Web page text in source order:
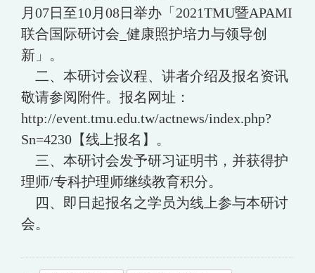
月07日至10月08日举办「2021TMU暨APAMI
联合国际研讨会_健康照护培力与领导创
新」。
二、本研讨会议程、讲者介绍及报名资讯
敬请参阅附件。报名网址：
http://event.tmu.edu.tw/actnews/index.php?
Sn=4230【线上报名】。
三、本研讨会发予研习证明书，并获得护
理师/专科护理师继续教育积分。
四、即日起报名之学员为线上参与本研讨
会。